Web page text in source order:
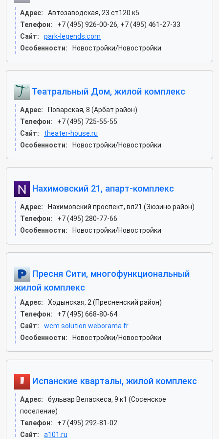
Адрес:
Автозаводская, 23 ст120 к5
Телефон:
+7 (495) 926-00-26, +7 (495) 461-27-33
Сайт:
park-legends.com
Особенности:
Новостройки/Новостройки
Театральный Дом, жилой комплекс
Адрес:
Поварская, 8 (Арбат район)
Телефон:
+7 (495) 725-55-55
Сайт:
theater-house.ru
Особенности:
Новостройки/Новостройки
Нахимовский 21, апарт-комплекс
Адрес:
Нахимовский проспект, вл21 (Зюзино район)
Телефон:
+7 (495) 280-77-66
Особенности:
Новостройки/Новостройки
Пресня Сити, многофункциональный
жилой комплекс
Адрес:
Ходынская, 2 (Пресненский район)
Телефон:
+7 (495) 668-80-64
Сайт:
wcm.solution.weborama.fr
Особенности:
Новостройки/Новостройки
Испанские кварталы, жилой комплекс
Адрес:
бульвар Веласкеса, 9 к1 (Сосенское
поселение)
Телефон:
+7 (495) 292-81-02
Сайт:
a101.ru